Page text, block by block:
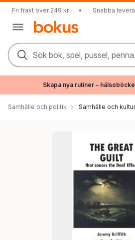
Fri frakt över 249 kr • Snabba
Sök bok, spel, pussel,
Skapa nya rutiner –
Samhälle och politik Samhälle och kultur